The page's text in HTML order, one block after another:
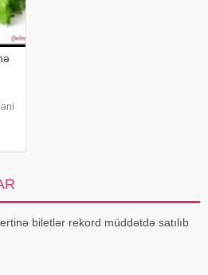
biletlər rekord müddətdə satılıb